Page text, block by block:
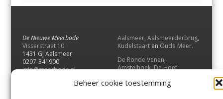
Beheer cookie toestemming
De Nieuwe Meerbode
Visserstraat 10
1431 GJ Aalsmeer
0297-341900
info@meerbode.nl
Aalsmeer, Aalsmeerderbrug,
Kudelstaart en Oude Meer.
De Ronde Venen,
Amstelhoek,De Hoef,
Vrouwenakker,Waverveen